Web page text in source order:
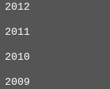
2012
2011
2010
2009